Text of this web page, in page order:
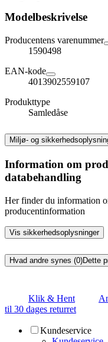
Modelbeskrivelse
Producentens varenummer
1590498
EAN-kode
4013902559107
Produkttype
Samledåse
Miljø- og
Information om
databehandling
Her finder du information
producentinformation
Vis sikkerhedsoplysninger
Hvad andre synes (0)Dette
Klik & Hent
til 30 dages returret
Kundeservice